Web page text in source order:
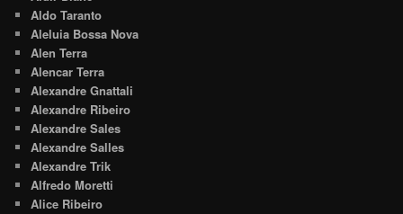
Aldo Taranto
Aleluia Bossa Nova
Alen Terra
Alencar Terra
Alexandre Gnattali
Alexandre Ribeiro
Alexandre Sales
Alexandre Salles
Alexandre Trik
Alfredo Moretti
Alice Ribeiro